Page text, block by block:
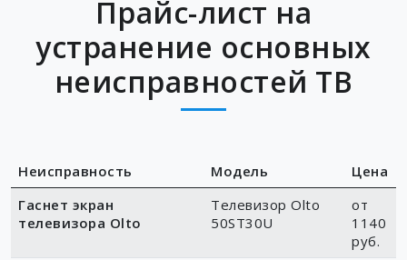
Прайс-лист на
устранение основных
неисправностей ТВ
Неисправность Модель
Цена
Гаснет экран
телевизора Olto
Телевизор Olto
50ST30U
от
1140
руб.